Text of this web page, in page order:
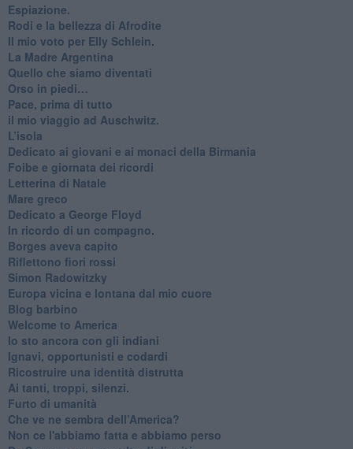
Espiazione.
Rodi e la bellezza di Afrodite
​Il mio voto per Elly Schlein.
​La Madre Argentina
Quello che siamo diventati
Orso in piedi…
​Pace, prima di tutto
​il mio viaggio ad Auschwitz.
​L’isola
Dedicato ai giovani e ai monaci della Birmania
​Foibe e giornata dei ricordi
Letterina di Natale
Mare greco
​Dedicato a George Floyd
​In ricordo di un compagno.
Borges aveva capito
Riflettono fiori rossi
Simon Radowitzky
Europa vicina e lontana dal mio cuore
Blog barbino
Welcome to America
​Io sto ancora con gli indiani
​Ignavi, opportunisti e codardi
Ricostruire una identità distrutta
Ai tanti, troppi, silenzi.
​Furto di umanità
​Che ve ne sembra dell’America?
Non ce l'abbiamo fatta e abbiamo perso